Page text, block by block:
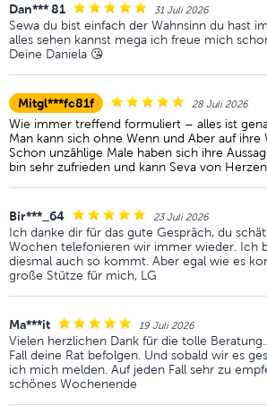
Dan*** 81 31 Juli 2026
Sewa du bist einfach der Wahnsinn du hast
alles sehen kannst mega ich freue mich
Deine Daniela 😘
Mitgl***fc81f 28 Juli 2026
Wie immer treffend formuliert – alles ist
Man kann sich ohne Wenn und Aber auf ihre
Schon unzählige Male haben sich ihre
bin sehr zufrieden und kann Seva von
Bir***_64 23 Juli 2026
Ich danke dir für das gute Gespräch, du
Wochen telefonieren wir immer wieder. Ich
diesmal auch so kommt. Aber egal wie es
große Stütze für mich, LG
Ma***it 19 Juli 2026
Vielen herzlichen Dank für die tolle
Fall deine Rat befolgen. Und sobald wir es
ich mich melden. Auf jeden Fall sehr zu
schönes Wochenende